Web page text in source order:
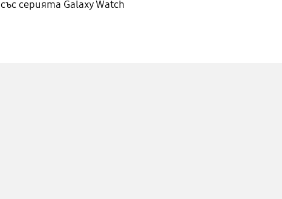
със серията Galaxy Watch